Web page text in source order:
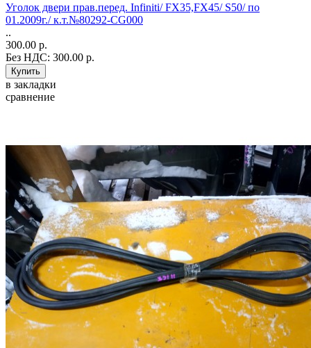
Уголок двери прав.перед. Infiniti/ FX35,FX45/ S50/ по
01.2009г./ к.т.№80292-CG000
..
300.00 р.
Без НДС: 300.00 р.
в закладки
сравнение